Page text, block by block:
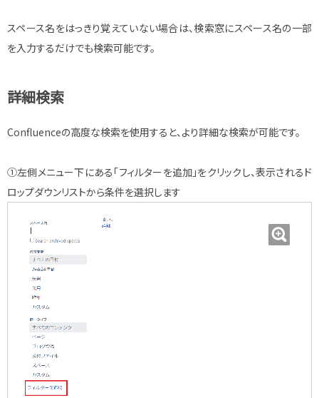
スペース名をはっきり覚えていない場合は、検索窓にスペース名の一部
を入力するだけでも検索可能です。
詳細検索
Confluenceの高度な検索を使用すると、より詳細な検索が可能です。
①左側メニュー下にある「フィルターを追加」をクリックし、表示されるド
ロップダウンリストから条件を選択します